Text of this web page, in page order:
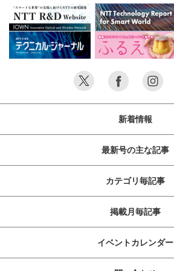
新着情報
最新号の主な記事
カテゴリ毎記事
掲載月毎記事
イベントカレンダー